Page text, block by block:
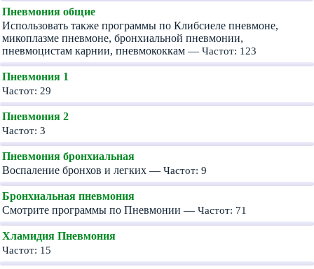
Пневмония общие
Использовать также программы по Клибсиеле пневмоне,
микоплазме пневмоне, бронхиальной пневмонии,
пневмоцистам карнии, пневмококкам — Частот: 123
Пневмония 1
Частот: 29
Пневмония 2
Частот: 3
Пневмония бронхиальная
Воспаление бронхов и легких — Частот: 9
Бронхиальная пневмония
Смотрите программы по Пневмонии — Частот: 71
Хламидия Пневмония
Частот: 15